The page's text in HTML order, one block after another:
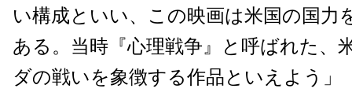
い構成といい、この映画は米国の国力
ある。当時『心理戦争』と呼ばれた、
ダの戦いを象徴する作品といえよう」